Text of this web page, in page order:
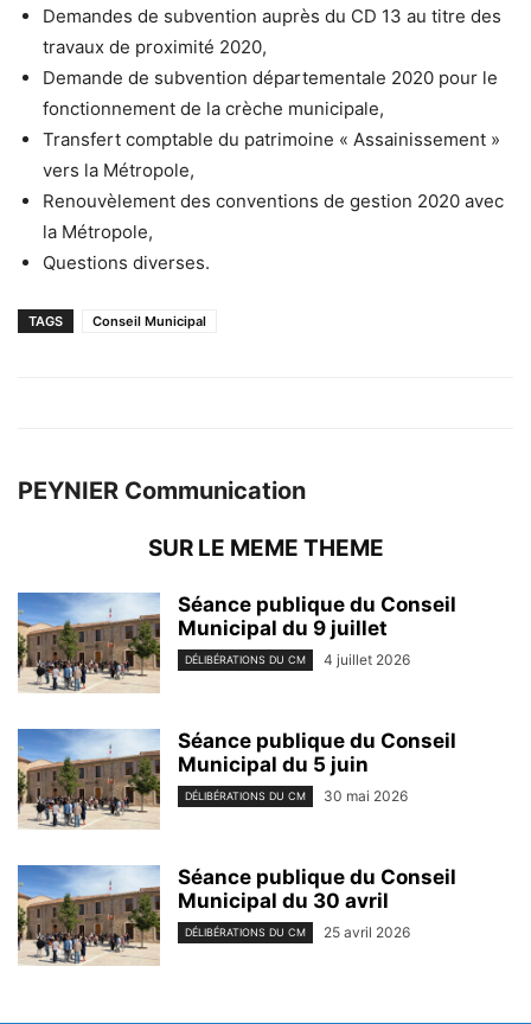
Demandes de subvention auprès du CD 13 au titre des
travaux de proximité 2020,
Demande de subvention départementale 2020 pour le
fonctionnement de la crèche municipale,
Transfert comptable du patrimoine « Assainissement »
vers la Métropole,
Renouvèlement des conventions de gestion 2020 avec
la Métropole,
Questions diverses.
TAGS Conseil Municipal
PEYNIER Communication
SUR LE MEME THEME
Séance publique du Conseil
Municipal du 9 juillet
DÉLIBÉRATIONS DU CM 4 juillet 2026
Séance publique du Conseil
Municipal du 5 juin
DÉLIBÉRATIONS DU CM 30 mai 2026
Séance publique du Conseil
Municipal du 30 avril
DÉLIBÉRATIONS DU CM 25 avril 2026